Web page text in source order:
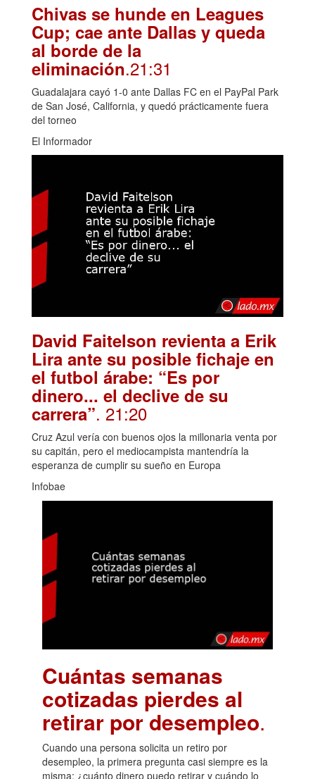
Chivas se hunde en Leagues
Cup; cae ante Dallas y queda
al borde de la
eliminación.21:31
Guadalajara cayó 1-0 ante Dallas FC en el PayPal Park
de San José, California, y quedó prácticamente fuera
del torneo
El Informador
David Faitelson revienta a Erik
Lira ante su posible fichaje en
el futbol árabe: “Es por
dinero... el declive de su
carrera”. 21:20
Cruz Azul vería con buenos ojos la millonaria venta por
su capitán, pero el mediocampista mantendría la
esperanza de cumplir su sueño en Europa
Infobae
Cuántas semanas
cotizadas pierdes al
retirar por desempleo.
Cuando una persona solicita un retiro por
desempleo, la primera pregunta casi siempre es la
misma: ¿cuánto dinero puedo retirar y cuándo lo